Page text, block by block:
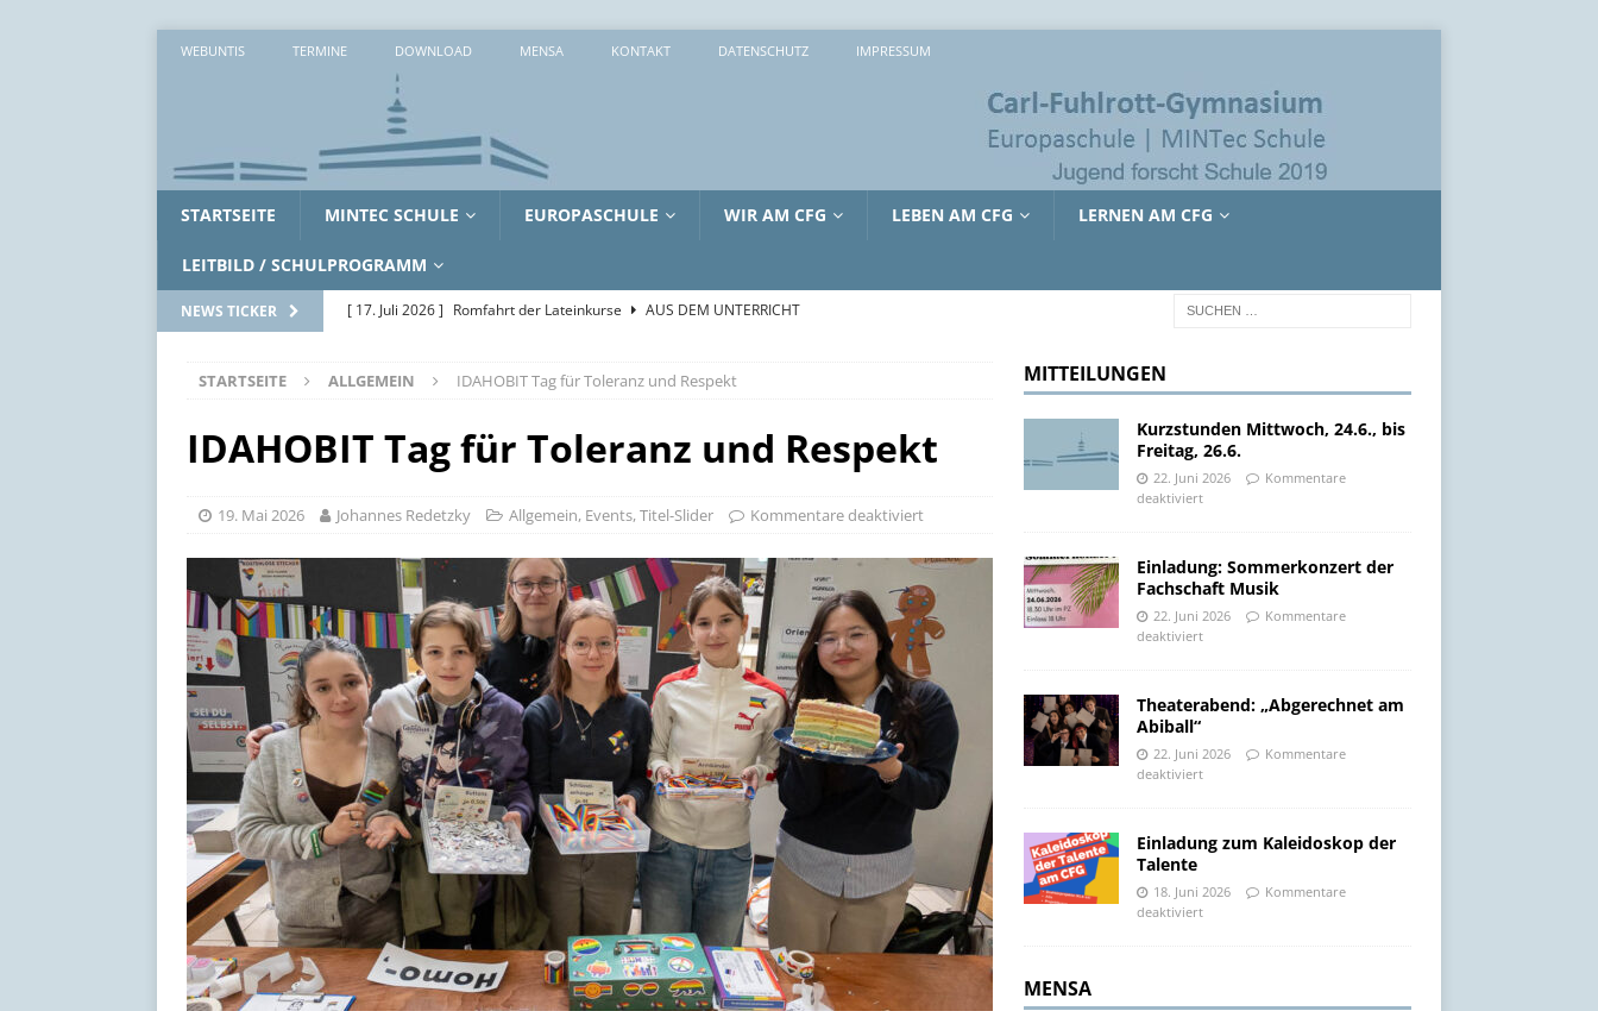
WEBUNTIS TERMINE DOWNLOAD MENSA KONTAKT DATENSCHUTZ IMPRESSUM
STARTSEITE MINTEC SCHULE EUROPASCHULE WIR AM CFG LEBEN AM CFG LERNEN AM CFG
LEITBILD / SCHULPROGRAMM
NEWS TICKER [ 17. Juli 2026 ] Romfahrt der Lateinkurse
AUS DEM UNTERRICHT
ALLGEMEIN
[ 15. Juli 2026 ]
Zwei erlebnisreiche Tage in Lille
AUS DEM UNTERRICHT
[ 14. Juli 2026 ]
Zwischen Aktienkultur und Kinderschutz: Jürgen Hardt im Gespräch mit dem
SoWi-LK
AUS DEM UNTERRICHT
STARTSEITE ALLGEMEIN IDAHOBIT Tag für Toleranz und Respekt
IDAHOBIT Tag für Toleranz und Respekt
19. Mai 2026 Johannes Redetzky Allgemein, Events,Titel-Slider Kommentare deaktiviert
MITTEILUNGEN
Kurzstunden Mittwoch, 24.6., bis
Freitag, 26.6.
22. Juni 2026
Kommentare
deaktiviert
Einladung: Sommerkonzert der
Fachschaft Musik
22. Juni 2026
Kommentare
deaktiviert
Theaterabend: „Abgerechnet am
Abiball“
22. Juni 2026
Kommentare
deaktiviert
Einladung zum Kaleidoskop der
Talente
18. Juni 2026
Kommentare
deaktiviert
MENSA